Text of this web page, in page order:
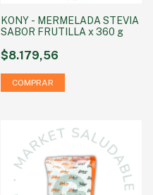
KONY - MERMELADA STEVIA
SABOR FRUTILLA x 360 g
$8.179,56